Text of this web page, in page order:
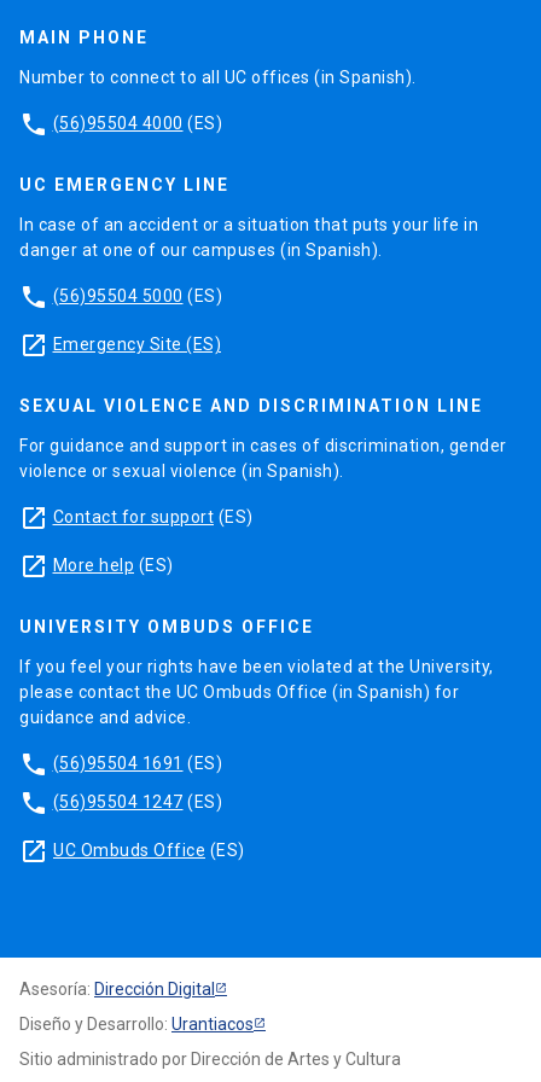
MAIN PHONE
Number to connect to all UC offices (in Spanish).
phone (56)95504 4000 (ES)
UC EMERGENCY LINE
In case of an accident or a situation that puts your life in
danger at one of our campuses (in Spanish).
phone (56)95504 5000 (ES)
launch Emergency Site (ES)
SEXUAL VIOLENCE AND DISCRIMINATION LINE
For guidance and support in cases of discrimination, gender
violence or sexual violence (in Spanish).
launch Contact for support (ES)
launch More help (ES)
UNIVERSITY OMBUDS OFFICE
If you feel your rights have been violated at the University,
please contact the UC Ombuds Office (in Spanish) for
guidance and advice.
phone (56)95504 1691 (ES)
phone (56)95504 1247 (ES)
launch UC Ombuds Office (ES)
Asesoría: Dirección Digital
Diseño y Desarrollo: Urantiacos
Sitio administrado por Dirección de Artes y Cultura